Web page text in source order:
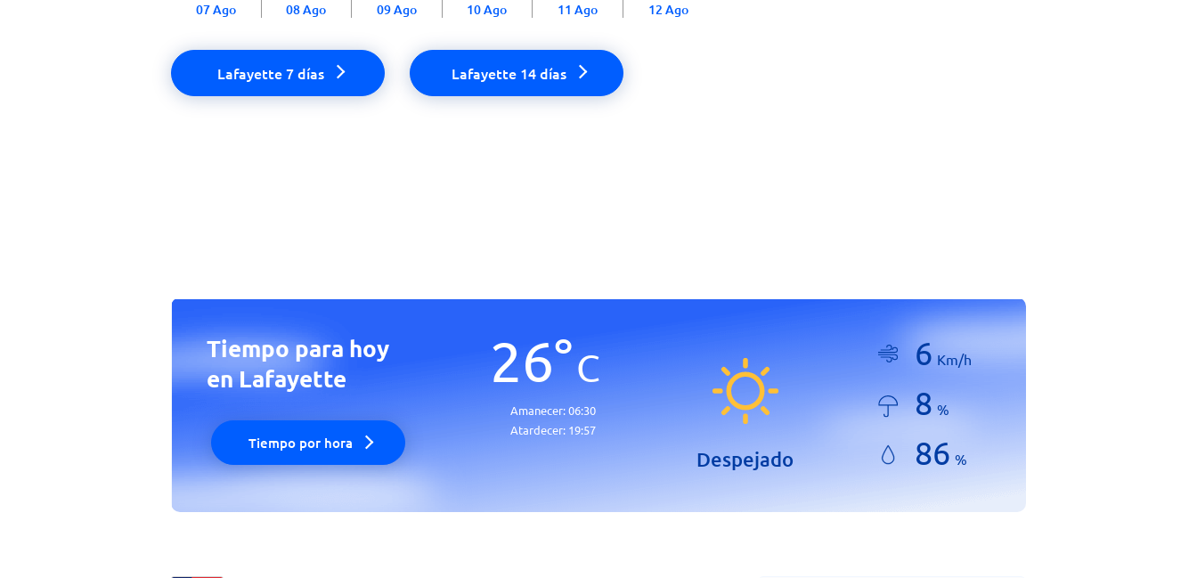
07 Ago 08 Ago 09 Ago 10 Ago 11 Ago 12 Ago
Lafayette 7 días Lafayette 14 días
Tiempo para hoy
en Lafayette
Tiempo por hora
26°C
Amanecer:06:30
Atardecer: 19:57
Despejado
6 Km/h
8 %
86 %